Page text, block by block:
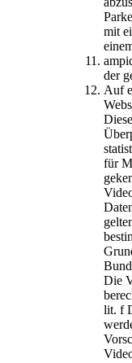
mit
der
Auf
für
Die
lit. f